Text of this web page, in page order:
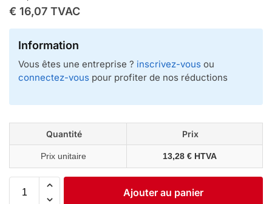
€ 16,07 TVAC
Information
Vous êtes une entreprise ? inscrivez-vous ou
connectez-vous pour profiter de nos réductions
Quantité Prix
Prix unitaire 13,28 € HTVA
Ajouter au panier